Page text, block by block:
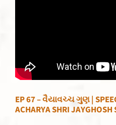
EP 67 – વૈયાવચ્ચ ગુણ |
ACHARYA SHRI